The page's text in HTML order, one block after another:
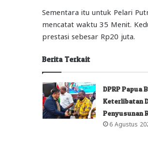
Sementara itu untuk Pelari
mencatat waktu 35 Menit.
prestasi sebesar Rp20 juta.
Berita Terkait
DPRP Papua
Keterlibatan
Penyusunan
6 Agustus